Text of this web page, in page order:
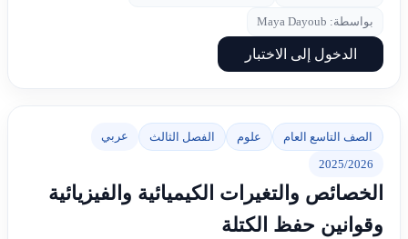
بواسطة: Maya Dayoub
الدخول إلى الاختبار
الصف التاسع العام علوم الفصل الثالث عربي
2025/2026
الخصائص والتغيرات الكيميائية والفيزيائية
وقوانين حفظ الكتلة